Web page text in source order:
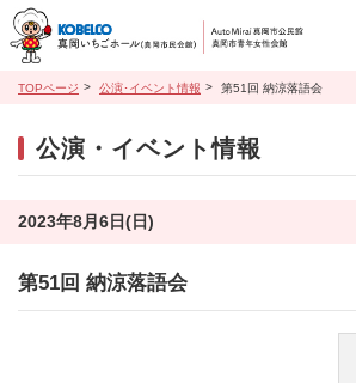
TOPページ 公演･イベント情報 第51回 納涼落語会
公演・イベント情報
2023年8月6日(日)
第51回 納涼落語会